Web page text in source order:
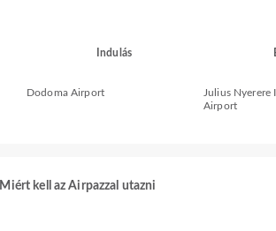
Indulás
Dodoma Airport
Julius Nyerere
Airport
Miért kell az Airpazzal utazni